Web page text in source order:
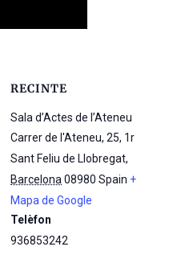
RECINTE
Sala d’Actes de l’Ateneu
Carrer de l'Ateneu, 25, 1r
Sant Feliu de Llobregat,
Barcelona 08980 Spain +
Mapa de Google
Telèfon
936853242